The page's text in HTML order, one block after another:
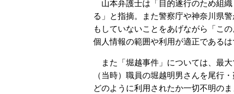
山本弁護士は「目的遂行のため組
る」と指摘。また警察庁や神奈川県
もしていないことをあげながら「こ
個人情報の範囲や利用が適正であるは
また「堀越事件」については、最
（当時）職員の堀越明男さんを尾行
どのように利用されたか一切不明のま